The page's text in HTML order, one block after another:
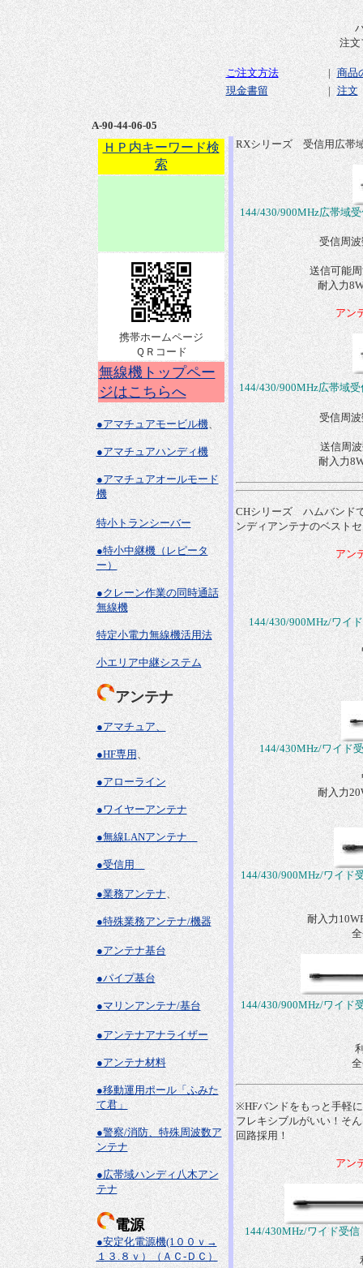
注文
ご注文方法 | 商品
現金書留
| 注文
A-90-44-06-05
ＨＰ内キーワード検
索
携帯ホームページ
ＱＲコード
無線機トップペー
ジはこちらへ
●アマチュアモービル機、
●アマチュアハンディ機
●アマチュアオールモード
機
特小トランシーバー
●特小中継機（レピータ
ー）
●クレーン作業の同時通話
無線機
特定小電力無線機活用法
小エリア中継システム
アンテナ
●アマチュア、
●HF専用、
●アローライン
●ワイヤーアンテナ
●無線LANアンテナ
●受信用
●業務アンテナ、
●特殊業務アンテナ/機器
●アンテナ基台
●パイプ基台
●マリンアンテナ/基台
●アンテナアナライザー
●アンテナ材料
●移動運用ポール「ふみた
て君」
●警察/消防、特殊周波数ア
ンテナ
●広帯域ハンディ八木アン
テナ
電源
●安定化電源機(1００ｖ→
１３.８ｖ）（ＡＣ-ＤＣ）
RXシリーズ 受信用広帯
144/430/900MHz広帯
受信周
送信可能
耐入力
アン
144/430/900MHz広帯域
受信周
送信周
耐入力
CHシリーズ ハムバンド
ンディアンテナのベスト
アン
144/430/900MHz/ワ
144/430MHz/ワイ
耐入力
144/430/900MHz/ワイ
耐入力
144/430/900MHz/ワイ
※HFバンドをもっと手軽
フレキシブルがいい！そ
回路採用！
アン
144/430MHz/ワイド